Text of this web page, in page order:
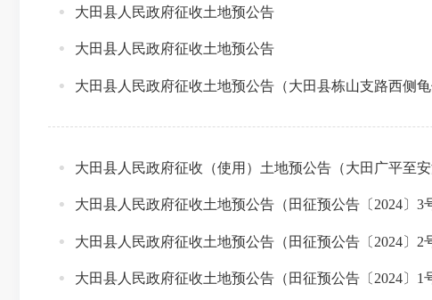
大田县人民政府征收土地预公告
大田县人民政府征收土地预公告
大田县人民政府征收土地预公告（大田县栋山支路西侧龟
大田县人民政府征收（使用）土地预公告（大田广平至
大田县人民政府征收土地预公告（田征预公告〔2024〕3
大田县人民政府征收土地预公告（田征预公告〔2024〕2
大田县人民政府征收土地预公告（田征预公告〔2024〕1